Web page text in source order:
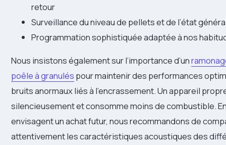
retour
Surveillance du niveau de pellets et de l’état
Programmation sophistiquée adaptée à nos
Nous insistons également sur l’importance d’un
poêle à granulés pour maintenir des performances
bruits anormaux liés à l’encrassement. Un appareil
silencieusement et consomme moins de combustible.
envisagent un achat futur, nous recommandons de
attentivement les caractéristiques acoustiques des